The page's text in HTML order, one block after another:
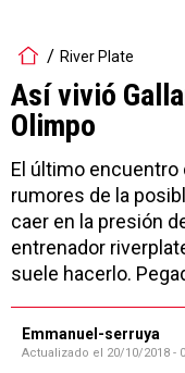
River Plate
Así vivió
Olimpo
El último encuentro
rumores de la
caer en la presión
entrenador
suele hacerlo.
Emmanuel-serruya
Actualizado el 20/10/2018 -